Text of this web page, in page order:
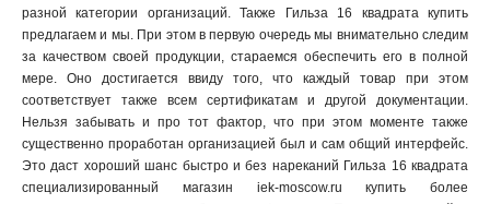
разной категории организаций. Также Гильза 16 квадрата купить
предлагаем и мы. При этом в первую очередь мы внимательно следим
за качеством своей продукции, стараемся обеспечить его в полной
мере. Оно достигается ввиду того, что каждый товар при этом
соответствует также всем сертификатам и другой документации.
Нельзя забывать и про тот фактор, что при этом моменте также
существенно проработан организацией был и сам общий интерфейс.
Это даст хороший шанс быстро и без нареканий Гильза 16 квадрата
специализированный магазин iek-moscow.ru купить более